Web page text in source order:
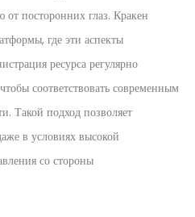
посторонних глаз. Кракен
где эти аспекты
ресурса регулярно
соответствовать современным
Такой подход позволяет
в условиях высокой
со стороны